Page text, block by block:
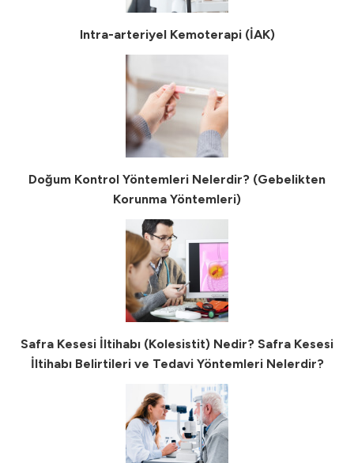
Intra-arteriyel Kemoterapi (İAK)
Doğum Kontrol Yöntemleri Nelerdir? (Gebelikten
Korunma Yöntemleri)
Safra Kesesi İltihabı (Kolesistit) Nedir? Safra Kesesi
İltihabı Belirtileri ve Tedavi Yöntemleri Nelerdir?